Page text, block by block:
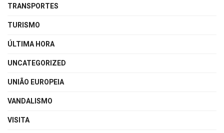
TRANSPORTES
TURISMO
ÚLTIMA HORA
UNCATEGORIZED
UNIÃO EUROPEIA
VANDALISMO
VISITA